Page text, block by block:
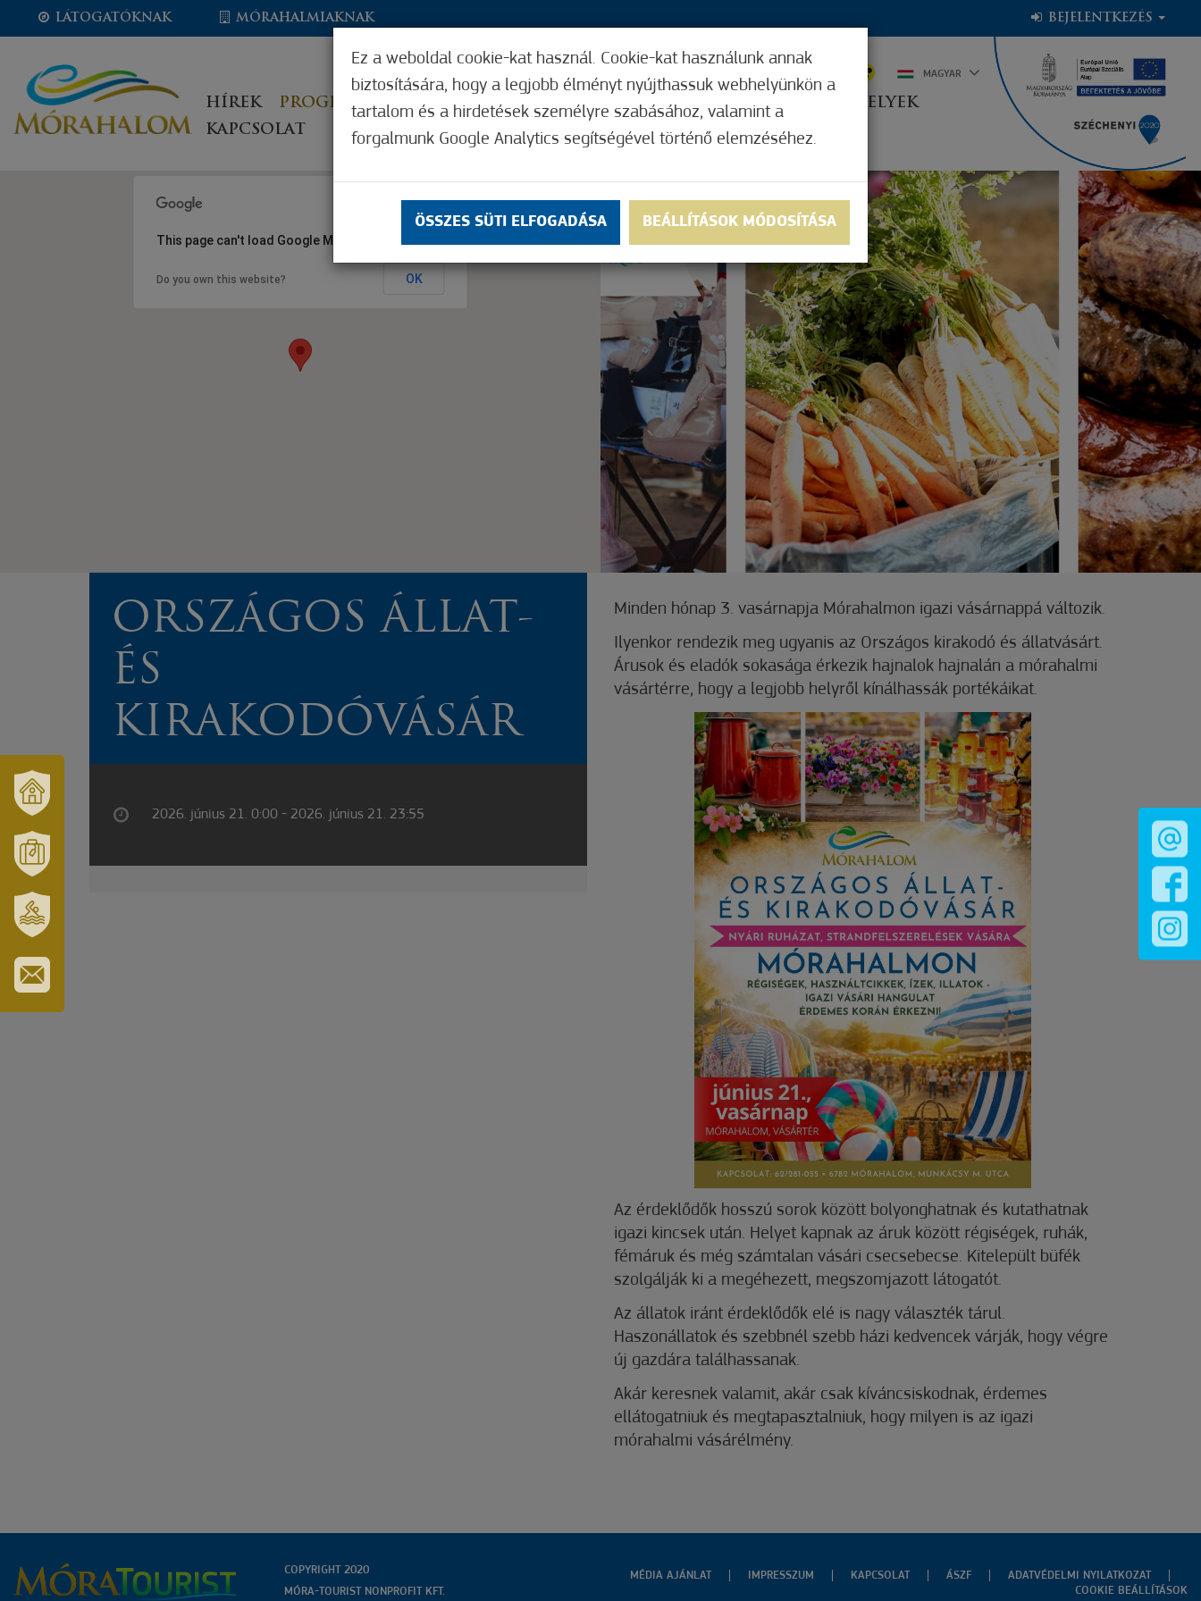
ÉS
TÉRSÉGÜNK
TURISZTIKA
ERZSÉBET
GYÓGYFÜRDŐ
IRATKOZZON
LÁTOGATÓKNAK MÓRAHALMIAKNAK BEJELENTKEZÉS
HÍREK PROGRAMOK ÍGY MŰKÖDIK HASZNOS FUNKCIÓK
ELFOGADÓHELYEK
KAPCSOLAT
MAGYAR
This page can't load Google Maps correctly.
Do you own this website? OK
Nem értékelt
ORSZÁGOS ÁLLAT-
ÉS
KIRAKODÓVÁSÁR
2026. június 21. 0:00 - 2026. június 21. 23:55
Minden hónap 3. vasárnapja Mórahalmon igazi vásárnappá változik.
Ilyenkor rendezik meg ugyanis az Országos kirakodó és állatvásárt.
Árusok és eladók sokasága érkezik hajnalok hajnalán a mórahalmi
vásártérre, hogy a legjobb helyről kínálhassák portékáikat.
Az érdeklődők hosszú sorok között bolyonghatnak és kutathatnak
igazi kincsek után. Helyet kapnak az áruk között régiségek, ruhák,
fémáruk és még számtalan vásári csecsebecse. Kitelepült büfék
szolgálják ki a megéhezett, megszomjazott látogatót.
Az állatok iránt érdeklődők elé is nagy választék tárul.
Haszonállatok és szebbnél szebb házi kedvencek várják, hogy végre
új gazdára találhassanak.
Akár keresnek valamit, akár csak kíváncsiskodnak, érdemes
ellátogatniuk és megtapasztalniuk, hogy milyen is az igazi
mórahalmi vásárélmény.
Ez a weboldal cookie-kat használ. Cookie-kat használunk annak
biztosítására, hogy a legjobb élményt nyújthassuk webhelyünkön a
tartalom és a hirdetések személyre szabásához, valamint a
forgalmunk Google Analytics segítségével történő elemzéséhez.
ÖSSZES SÜTI ELFOGADÁSA BEÁLLÍTÁSOK MÓDOSÍTÁSA
COPYRIGHT 2020
MÓRA-TOURIST NONPROFIT KFT.
MÉDIA AJÁNLAT IMPRESSZUM KAPCSOLAT ÁSZF
ADATVÉDELMI NYILATKOZAT
COOKIE BEÁLLÍTÁSOK